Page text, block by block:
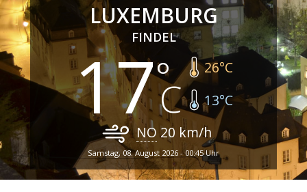
LUXEMBURG
FINDEL
17 26°C
13°C
NO 20 km/h
Samstag, 08. August 2026 - 00:45 Uhr